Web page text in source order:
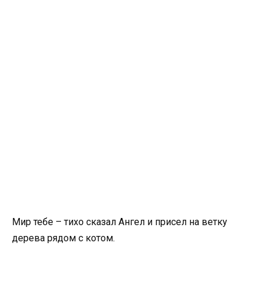
Мир тебе – тихо сказал Ангел и присел на ветку
дерева рядом с котом.